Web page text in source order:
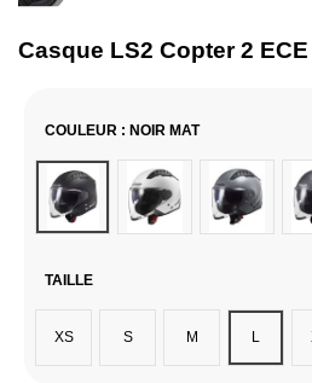
Casque LS2 Copter 2 ECE
COULEUR : NOIR MAT
Noir Mat Blanc Gris Nardo
TAILLE
XS S M L